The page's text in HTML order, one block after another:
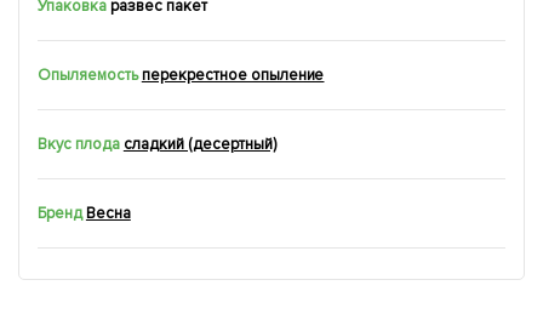
Упаковкаразвес пакет
Опыляемостьперекрестное опыление
Вкус плода сладкий (десертный)
Бренд Весна